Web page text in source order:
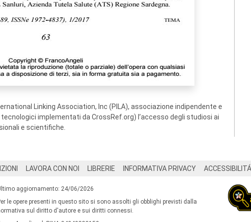
Linking Association, Inc (PILA), associazione indipendente e
implementati da CrossRef.org) l’accesso degli studiosi ai
e scientifiche.
LAVORA CON NOI LIBRERIE INFORMATIVA PRIVACY ACCESSIBILITÁ
aggiornamento: 24/06/2026
le opere presenti in questo sito si sono assolti gli obblighi previsti dalla
sul diritto d'autore e sui diritti connessi.